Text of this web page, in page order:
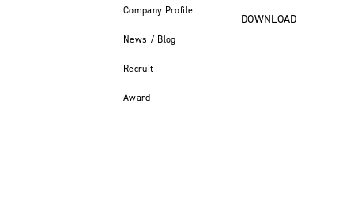
Company Profile
News / Blog
Recruit
Award
DOWNLOAD